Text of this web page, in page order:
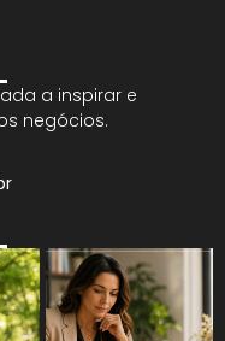
a inspirar e
negócios.